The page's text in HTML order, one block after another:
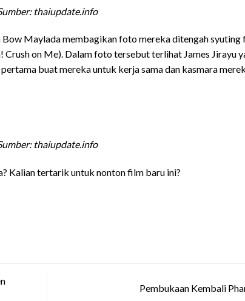
thaiupdate.info
Bow Maylada membagikan foto mereka ditengah syuting
Crush on Me). Dalam foto tersebut terlihat James Jirayu
buat mereka untuk kerja sama dan kasmara
thaiupdate.info
Kalian tertarik untuk nonton film baru ini?
Pembukaan Kembali